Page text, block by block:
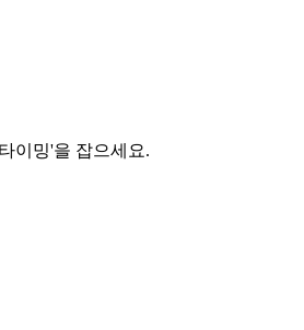
이밍'을 잡으세요.